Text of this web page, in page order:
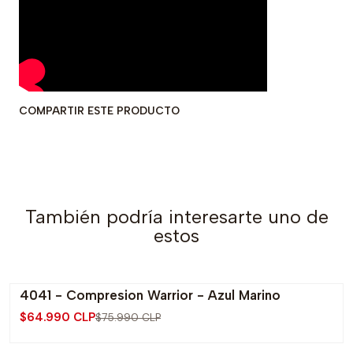
COMPARTIR ESTE PRODUCTO
También podría interesarte uno de
estos
-14% OFF
4041 - Compresion Warrior - Azul Marino
$64.990 CLP$75.990 CLP